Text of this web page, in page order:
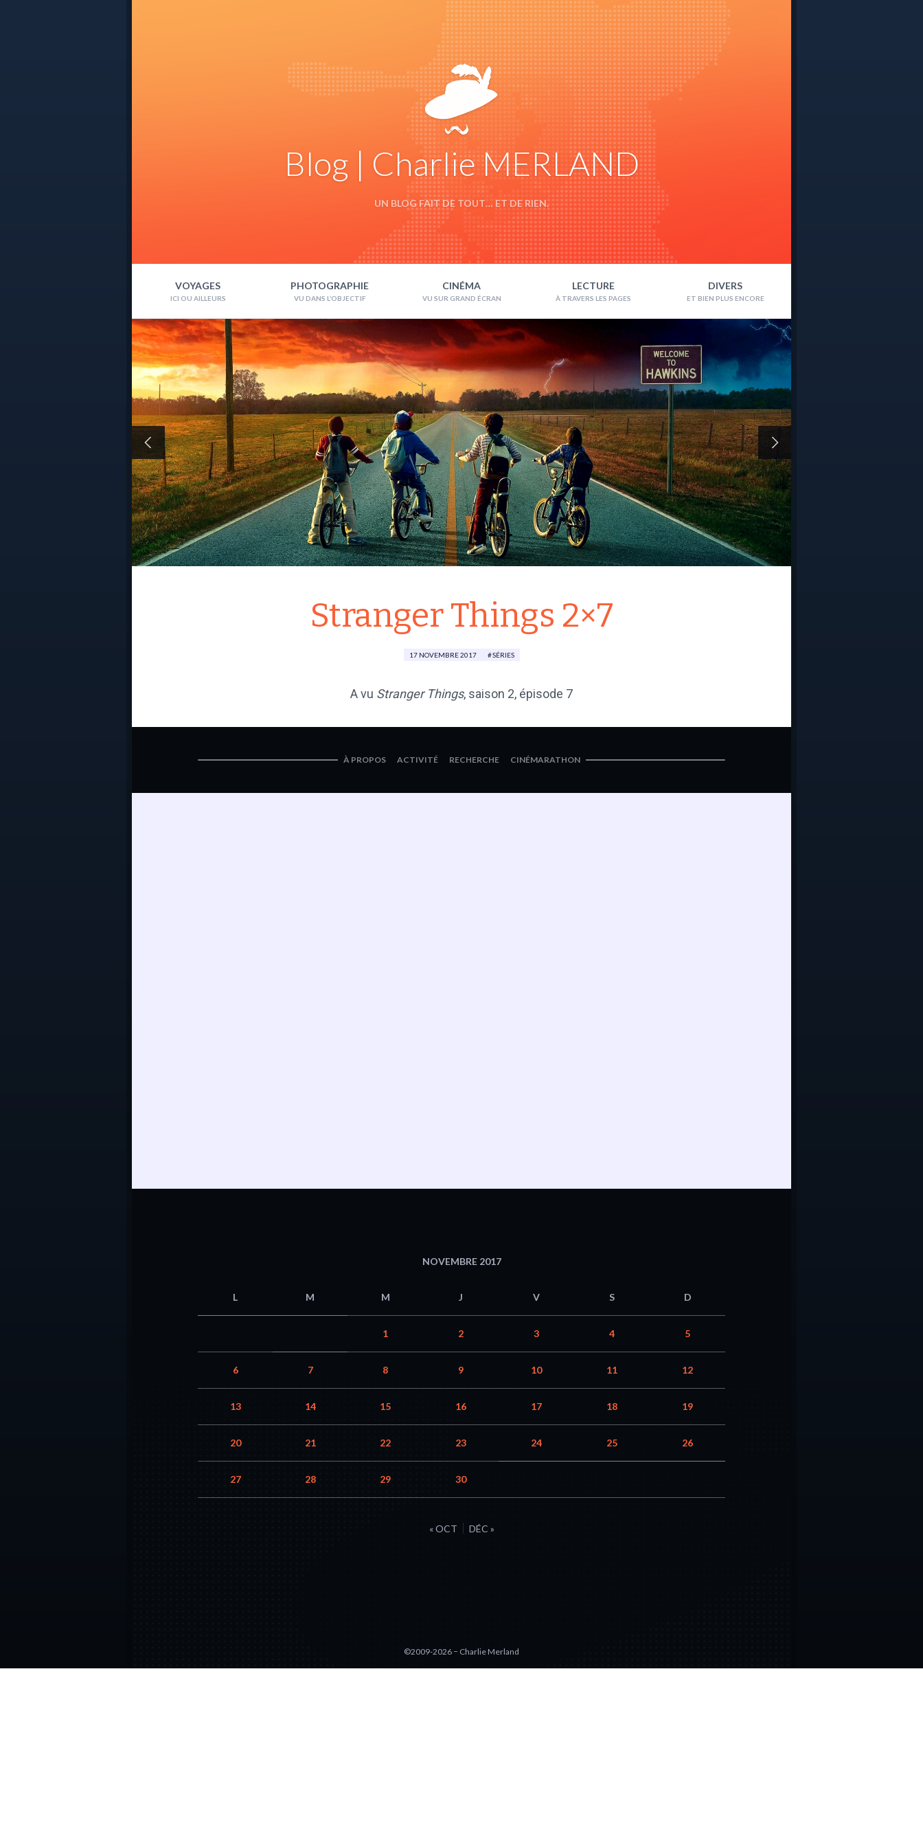
Blog | Charlie MERLAND
UN BLOG FAIT DE TOUT… ET DE RIEN.
VOYAGES PHOTOGRAPHIE CINÉMA LECTURE DIVERS
Stranger Things 2×7
17 NOVEMBRE 2017 SÉRIES
A vu Stranger Things, saison 2, épisode 7
À PROPOS ACTIVITÉ RECHERCHE CINÉMARATHON
NOVEMBRE 2017
L M M J V S D
1 2 3 4 5
6 7 8 9 10 11 12
13 14 15 16 17 18 19
20 21 22 23 24 25 26
27 28 29 30
« OCT DÉC »
©2009-2026 − Charlie Merland